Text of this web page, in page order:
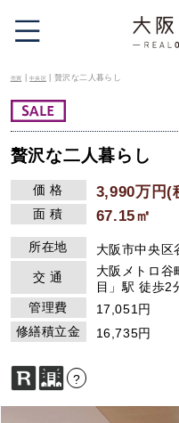
売買 |中央区 | 贅沢な二人暮らし
贅沢な二人暮らし
価 格 3,990万円(
面 積 67.15㎡
所在地
大阪市中央区
交 通
大阪メトロ谷
目」駅 徒歩2
管理費
17,051円
修繕積立金
16,735円
?